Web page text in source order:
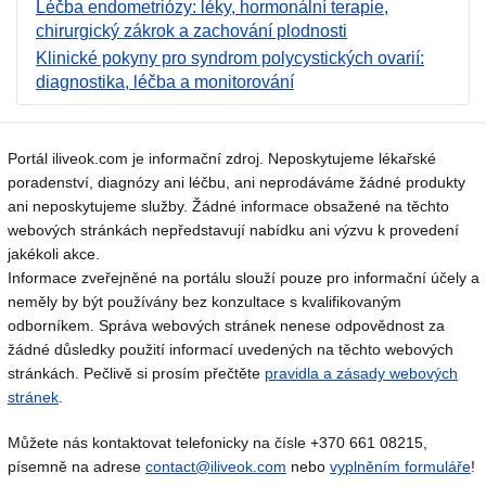
Léčba endometriózy: léky, hormonální terapie,
chirurgický zákrok a zachování plodnosti
Klinické pokyny pro syndrom polycystických ovarií:
diagnostika, léčba a monitorování
Portál iliveok.com je informační zdroj. Neposkytujeme lékařské
poradenství, diagnózy ani léčbu, ani neprodáváme žádné produkty
ani neposkytujeme služby. Žádné informace obsažené na těchto
webových stránkách nepředstavují nabídku ani výzvu k provedení
jakékoli akce.
Informace zveřejněné na portálu slouží pouze pro informační účely a
neměly by být používány bez konzultace s kvalifikovaným
odborníkem. Správa webových stránek nenese odpovědnost za
žádné důsledky použití informací uvedených na těchto webových
stránkách. Pečlivě si prosím přečtěte pravidla a zásady webových
stránek
Můžete nás kontaktovat telefonicky na čísle +370 661 08215,
písemně na adrese contact@iliveok.com nebo vyplněním formuláře!